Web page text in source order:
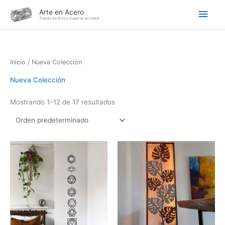
Arte en Acero
Tienda de Arte y Cuadros en metal
Inicio / Nueva Colección
Nueva Colección
Mostrando 1–12 de 17 resultados